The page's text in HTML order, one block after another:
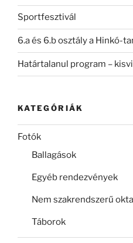
Sportfesztivál
6.a és 6.b osztály a Hinkó-
Határtalanul program –
KATEGÓRIÁK
Fotók
Ballagások
Egyéb rendezvények
Nem szakrendszerű
Táborok